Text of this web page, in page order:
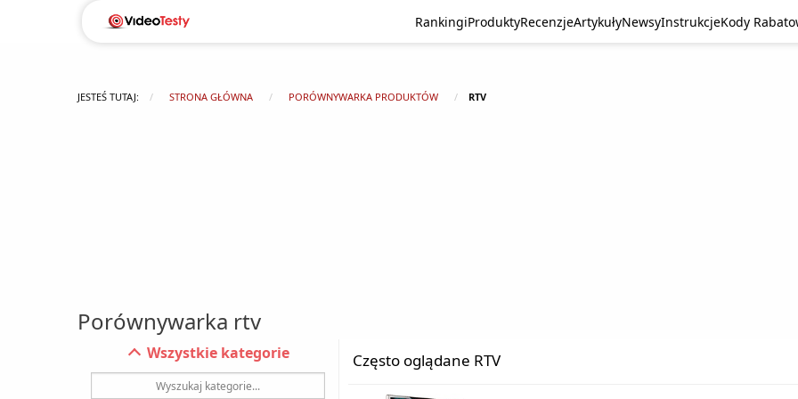
RankingiProduktyRecenzjeArtykułyNewsyInstrukcjeKody
JESTEŚ TUTAJ: STRONA GŁÓWNA PORÓWNYWARKA PRODUKTÓW RTV
Porównywarka rtv
Wszystkie kategorie Często oglądane RTV